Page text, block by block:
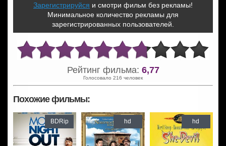
Зарегистрируйся и смотри фильм без рекламы!
Минимальное количество рекламы для
зарегистрированных пользователей.
Рейтинг фильма: 6,77
Голосовало 216 человек
Похожие фильмы:
BDRip hd hd